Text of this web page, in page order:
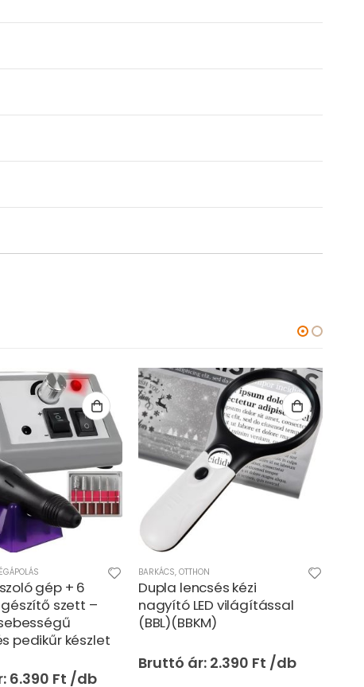
gép + 6
szett –
pedikűr készlet
6.390 Ft
BARKÁCS, OTTHON
Dupla lencsés kézi
nagyító LED világítással
(BBL)(BBKM)
2.390 Ft